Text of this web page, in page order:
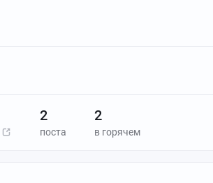
2
поста
2
в горячем